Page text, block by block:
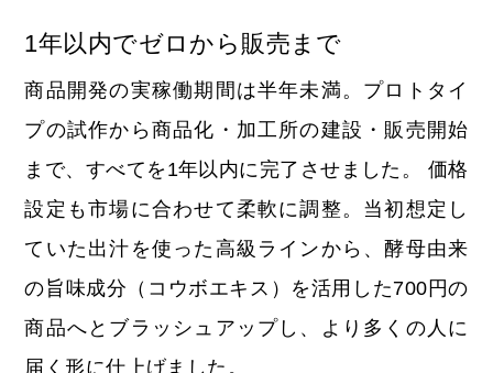
1年以内でゼロから販売まで
商品開発の実稼働期間は半年未満。プロトタイ
プの試作から商品化・加工所の建設・販売開始
まで、すべてを1年以内に完了させました。 価格
設定も市場に合わせて柔軟に調整。当初想定し
ていた出汁を使った高級ラインから、酵母由来
の旨味成分（コウボエキス）を活用した700円の
商品へとブラッシュアップし、より多くの人に
届く形に仕上げました。